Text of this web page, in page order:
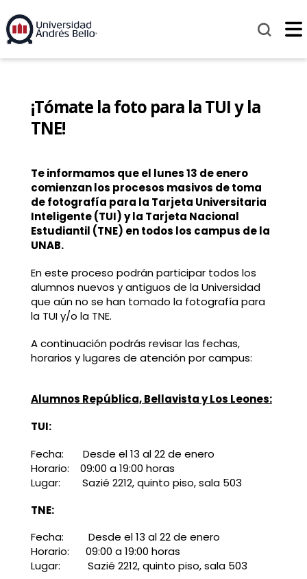
¡Tómate la foto para la TUI y la
TNE!
Te informamos que el lunes 13 de enero
comienzan los procesos masivos de toma
de fotografía para la Tarjeta Universitaria
Inteligente (TUI) y la Tarjeta Nacional
Estudiantil (TNE) en todos los campus de la
UNAB.
En este proceso podrán participar todos los
alumnos nuevos y antiguos de la Universidad
que aún no se han tomado la fotografía para
la TUI y/o la TNE.
A continuación podrás revisar las fechas,
horarios y lugares de atención por campus:
Alumnos República, Bellavista y Los Leones:
TUI:
Fecha: Desde el 13 al 22 de enero
Horario: 09:00 a 19:00 horas
Lugar: Sazié 2212, quinto piso, sala 503
TNE:
Fecha: Desde el 13 al 22 de enero
Horario: 09:00 a 19:00 horas
Lugar: Sazié 2212, quinto piso, sala 503